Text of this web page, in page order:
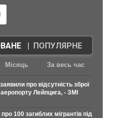
| ПОПУЛЯРНЕ
Місяць За весь час
про відсутність зброї
Лейпцига, - ЗМІ
100 загиблих мігрантів під